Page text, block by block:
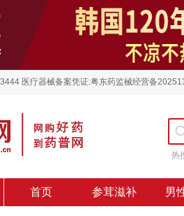
医疗器械备案凭证:粤东药监械经营备
热
首页 参茸滋补 男